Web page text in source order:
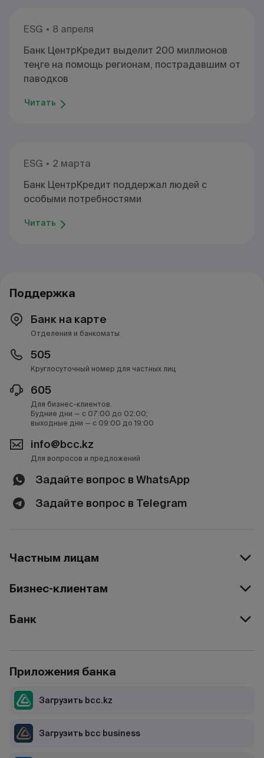
ESG
8 апреля
Банк ЦентрКредит выделит 200 миллионов
теңге на помощь регионам, пострадавшим от
паводков
Читать
ESG
2 марта
Банк ЦентрКредит поддержал людей с
особыми потребностями
Читать
Поддержка
Банк на карте
Отделения и банкоматы
505
Круглосуточный номер для частных лиц
605
Для бизнес-клиентов.
Будние дни — с 07:00 до 02:00;
выходные дни — с 09:00 до 19:00
info@bcc.kz
Для вопросов и предложений
Задайте вопрос в WhatsApp
Задайте вопрос в Telegram
Частным лицам
Бизнес-клиентам
Банк
Приложения банка
Загрузить bcc.kz
Загрузить bcc business